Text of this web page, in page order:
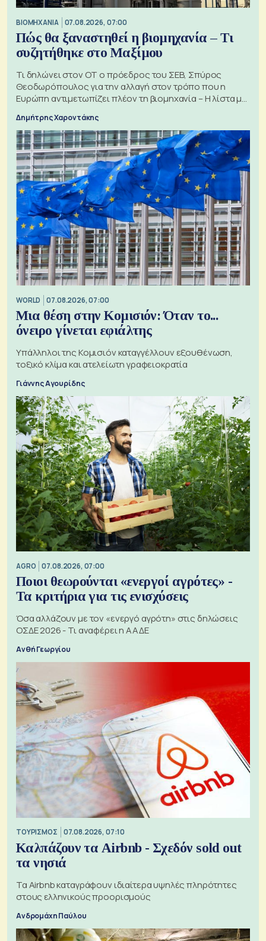
ΒΙΟΜΗΧΑΝΙΑ 07.08.2026, 07:00
Πώς θα ξαναστηθεί η βιομηχανία – Τι
συζητήθηκε στο Μαξίμου
Τι δηλώνει στον ΟΤ ο πρόεδρος του ΣΕΒ, Σπύρος
Θεοδωρόπουλος για την αλλαγή στον τρόπο που η
Ευρώπη αντιμετωπίζει πλέον τη βιομηχανία – Η λίστα με
Δημήτρης Χαροντάκης
WORLD 07.08.2026, 07:00
Μια θέση στην Κομισιόν: Όταν το...
όνειρο γίνεται εφιάλτης
Υπάλληλοι της Κομισιόν καταγγέλλουν εξουθένωση,
τοξικό κλίμα και ατελείωτη γραφειοκρατία
Γιάννης Αγουρίδης
AGRO 07.08.2026, 07:00
Ποιοι θεωρούνται «ενεργοί αγρότες» -
Τα κριτήρια για τις ενισχύσεις
Όσα αλλάζουν με τον «ενεργό αγρότη» στις δηλώσεις
ΟΣΔΕ 2026 - Τι αναφέρει η ΑΑΔΕ
Ανθή Γεωργίου
ΤΟΥΡΙΣΜΟΣ 07.08.2026, 07:10
Καλπάζουν τα Airbnb - Σχεδόν sold out
τα νησιά
Τα Airbnb καταγράφουν ιδιαίτερα υψηλές πληρότητες
στους ελληνικούς προορισμούς
Ανδρομάχη Παύλου